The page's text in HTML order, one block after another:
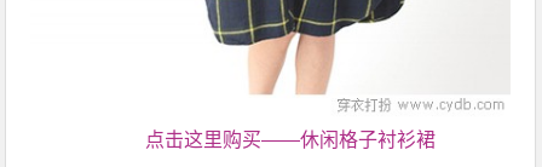
点击这里购买——休闲格子衬衫裙